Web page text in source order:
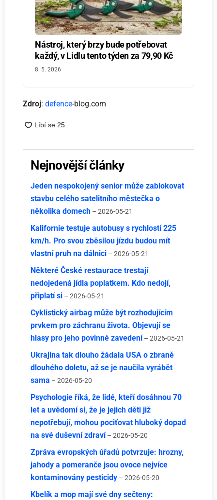
Nástroj, který brzy bude potřebovat
každý, v Lidlu tento týden za 79,90 Kč
8. 5. 2026
Zdroj:defence-blog.com
Nejnovější články
Jeden nespokojený senior může zablokovat
stavbu celého satelitního městečka o
několika domech – 2026-05-21
Kalifornie testuje autobusy s rychlostí 225
km/h. Pro svou zběsilou jízdu budou mít
vlastní pruh na dálnici – 2026-05-21
Některé České restaurace trestají
nedojedená jídla poplatkem. Kdo nedojí,
připlatí si – 2026-05-21
Cyklistický airbag může být rozhodujícím
prvkem pro záchranu života. Objevují se
hlasy pro jeho povinné zavedení – 2026-05-21
Ukrajina tak dlouho žádala USA o zbraně
dlouhého doletu, až se je naučila vyrábět
sama – 2026-05-20
Psychologie říká, že lidé, kteří dosáhnou 70
let a uvědomí si, že je jejich děti již
nepotřebují, mohou pociťovat hluboký dopad
na své duševní zdraví – 2026-05-20
Zpráva evropských úřadů potvrzuje: hrozny,
jahody a pomeranče jsou ovoce nejvíce
kontaminovány pesticidy – 2026-05-20
Kbelík a mop mají své dny sečteny: